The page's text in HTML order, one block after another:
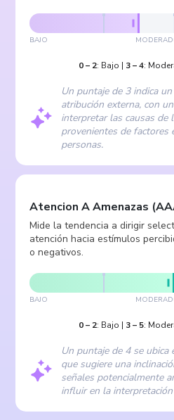
BAJO
0– 2: Bajo | 3–4:
Un puntaje de 3 indica
atribución externa, con
interpretar las causas de
provenientes de factores
personas.
Atencion A Amenazas (
Mide la tendencia a dirigir
atención hacia estímulos
o negativos.
BAJO
0– 2: Bajo | 3– 5:
Un puntaje de 4 se
que sugiere una
señales potencialmente
influir en la